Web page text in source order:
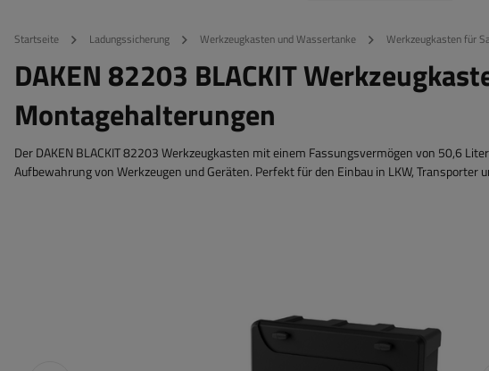
Startseite Ladungssicherung Werkzeugkasten und Wassertanke Werkzeugkasten für
DAKEN 82203 BLACKIT
Montagehalterungen
Der DAKEN BLACKIT 82203 Werkzeugkasten mit einem Fassungsvermögen von 50,6
Aufbewahrung von Werkzeugen und Geräten. Perfekt für den Einbau in LKW, Transporter